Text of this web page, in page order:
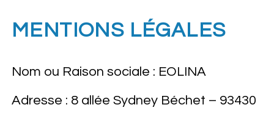
MENTIONS LÉGALES
Nom ou Raison sociale : EOLINA
Adresse : 8 allée Sydney Béchet – 93430